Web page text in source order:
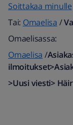
Soittakaa minulle
Tai: Omaelisa /
Omaelisassa:
Omaelisa /
>Uusi viesti>